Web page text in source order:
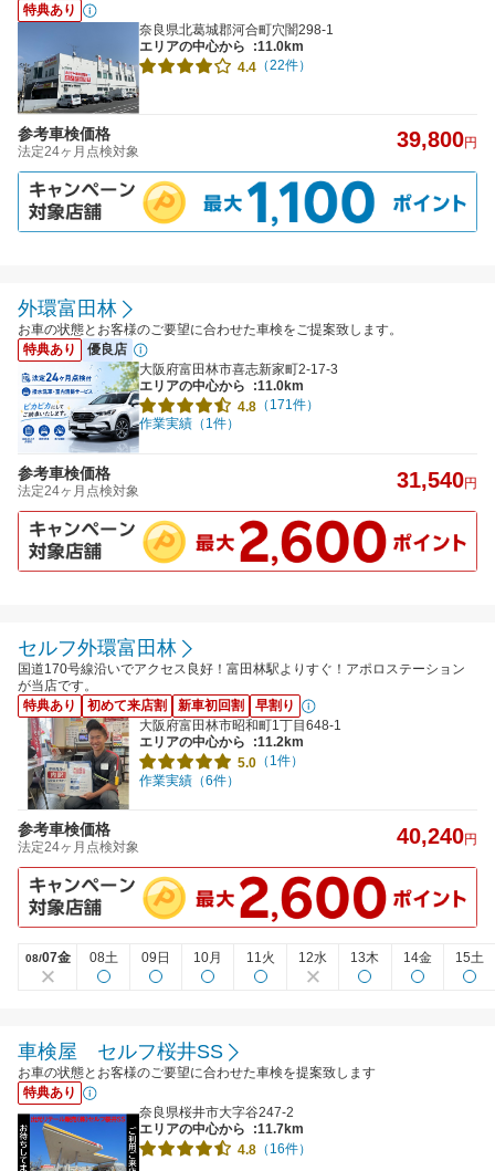
特典あり
奈良県北葛城郡河合町穴闇298-1
エリアの中心から
:11.0km
4.4 （22件）
参考車検価格
法定24ヶ月点検対象 39,800円
外環富田林
お車の状態とお客様のご要望に合わせた車検をご提案致します。
特典あり
優良店
大阪府富田林市喜志新家町2-17-3
エリアの中心から
:11.0km
4.8 （171件）
作業実績（1件）
参考車検価格
法定24ヶ月点検対象 31,540円
セルフ外環富田林
国道170号線沿いでアクセス良好！富田林駅よりすぐ！アポロステーション
が当店です。
特典あり
初めて来店割 新車初回割
早割り
大阪府富田林市昭和町1丁目648-1
エリアの中心から
:11.2km
5.0 （1件）
作業実績（6件）
参考車検価格
法定24ヶ月点検対象 40,240円
08/07金 08土 09日 10月 11火 12水 13木 14金 15土
車検屋 セルフ桜井SS
お車の状態とお客様のご要望に合わせた車検を提案致します
特典あり
奈良県桜井市大字谷247-2
エリアの中心から
:11.7km
4.8 （16件）